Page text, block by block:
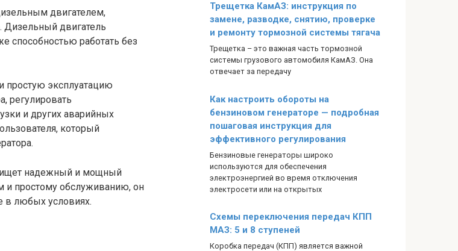
двигателем,
Дизельный двигатель
способностью работать без
простую эксплуатацию
регулировать
и других аварийных
который
ищет надежный и мощный
и простому обслуживанию, он
в любых условиях.
Трещетка КамАЗ: инструкция по
замене, разводке, снятию, проверке
и ремонту тормозной системы тягача
Трещетка – это важная часть тормозной
системы грузового автомобиля КамАЗ. Она
отвечает за передачу
Как настроить обороты на
бензиновом генераторе — подробная
пошаговая инструкция для
эффективного регулирования
Бензиновые генераторы широко
используются для обеспечения
электроэнергией во время отключения
электросети или на открытых
Схемы переключения передач КПП
МАЗ: 5 и 8 ступеней
Коробка передач (КПП) является важной